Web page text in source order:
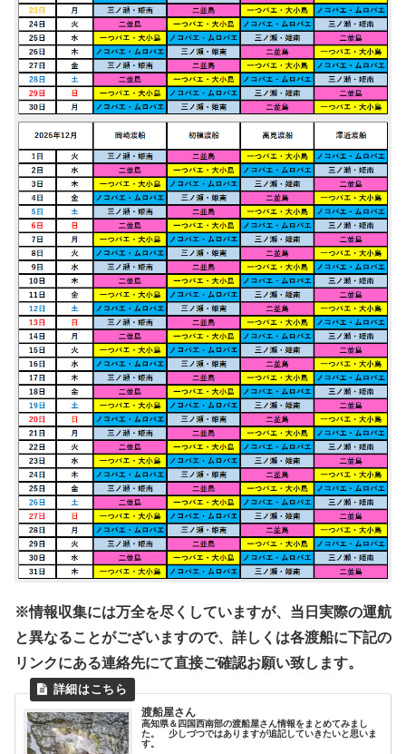
※情報収集には万全を尽くしていますが、当日実際の運航
と異なることがございますので、詳しくは各渡船に下記の
リンクにある連絡先にて直接ご確認お願い致します。
渡船屋さん
高知県＆四国西南部の渡船屋さん情報をまとめてみまし
た。 少しづつではありますが追記していきたいと思いま
す。